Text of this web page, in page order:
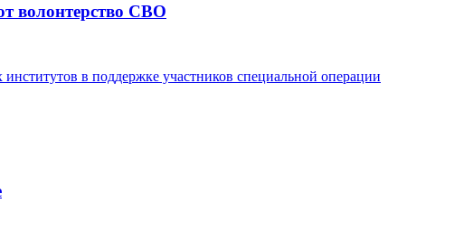
волонтерство СВО
в поддержке участников специальной операции